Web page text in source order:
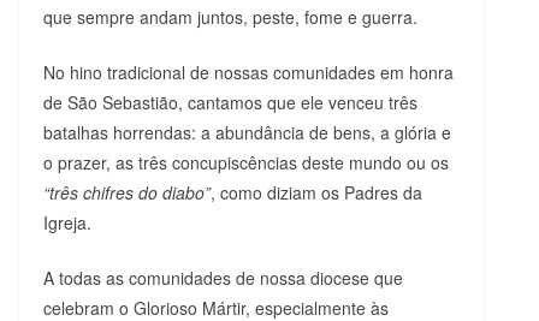
que sempre andam juntos, peste, fome e guerra.
No hino tradicional de nossas comunidades em honra
de São Sebastião, cantamos que ele venceu três
batalhas horrendas: a abundância de bens, a glória e
o prazer, as três concupiscências deste mundo ou os
“três chifres do diabo”, como diziam os Padres da
Igreja.
A todas as comunidades de nossa diocese que
celebram o Glorioso Mártir, especialmente às